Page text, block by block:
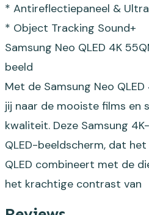
* Antireflectiepaneel &
* Object Tracking Sound+
Samsung Neo QLED 4K
beeld
Met de Samsung Neo
jij naar de mooiste films en
kwaliteit. Deze Samsung
QLED-beeldscherm, dat
QLED combineert met de
het krachtige contrast van